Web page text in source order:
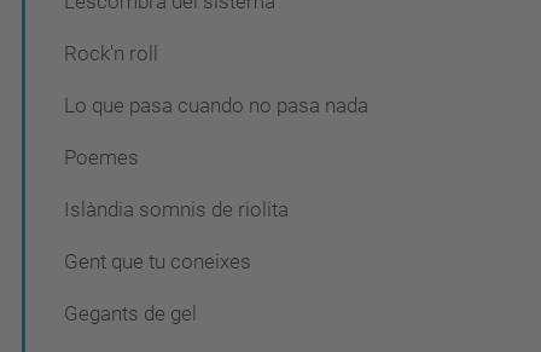
Rock'n roll
Lo que pasa cuando no pasa nada
Poemes
Islàndia somnis de riolita
Gent que tu coneixes
Gegants de gel